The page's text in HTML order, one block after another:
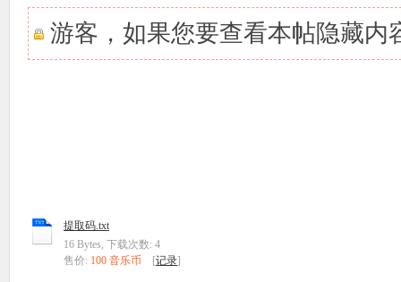
游客，如果您要查看本帖隐藏内
提取码.txt
16 Bytes, 下载次数: 4
售价: 100 音乐币 [记录]